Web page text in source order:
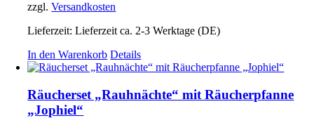
zzgl.Versandkosten
Lieferzeit:Lieferzeit ca. 2-3 Werktage (DE)
In den Warenkorb Details
Räucherset „Rauhnächte“ mit Räucherpfanne
„Jophiel“